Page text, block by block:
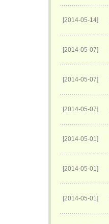
[2014-05-14]
[2014-05-07]
[2014-05-07]
[2014-05-07]
[2014-05-01]
[2014-05-01]
[2014-05-01]